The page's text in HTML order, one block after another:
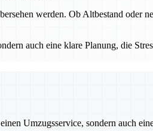
werden. Ob Altbestand oder
auch eine klare Planung, die
Umzugsservice, sondern auch